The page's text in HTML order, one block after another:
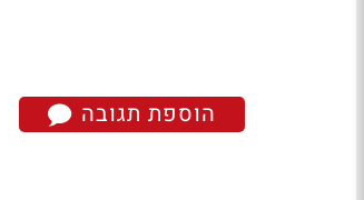
הוספת תגובה